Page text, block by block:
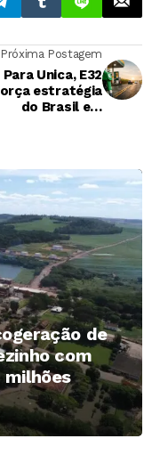
Próxima Postagem
Para Unica, E32
estratégia
do Brasil em
de
com
milhões